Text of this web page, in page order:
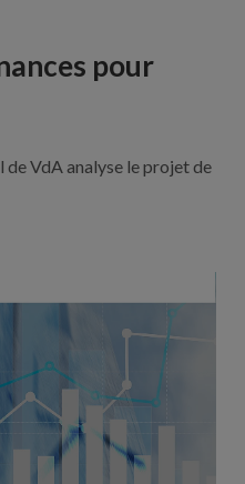
pour
VdA analyse le projet de